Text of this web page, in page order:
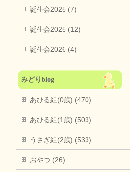
誕生会2025 (7)
誕生会2025 (12)
誕生会2026 (4)
みどりblog
あひる組(0歳) (470)
あひる組(1歳) (503)
うさぎ組(2歳) (533)
おやつ (26)